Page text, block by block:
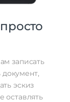
записать
эскиз
оставлять